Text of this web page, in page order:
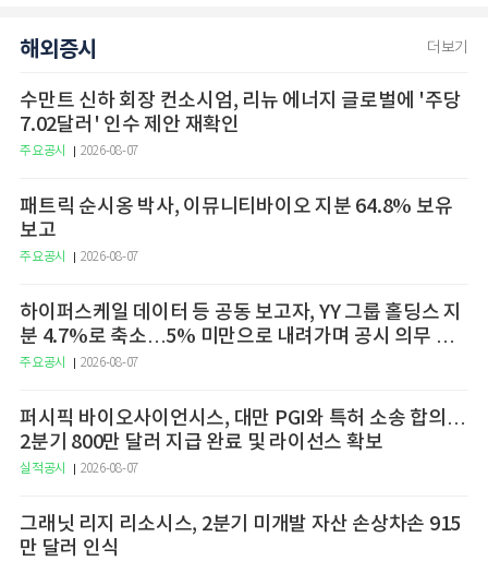
해외증시 더보기
수만트 신하 회장 컨소시엄, 리뉴 에너지 글로벌에 '주당
7.02달러' 인수 제안 재확인
주요공시 2026-08-07
패트릭 순시옹 박사, 이뮤니티바이오 지분 64.8% 보유
보고
주요공시 2026-08-07
하이퍼스케일 데이터 등 공동 보고자, YY 그룹 홀딩스 지
분 4.7%로 축소…5% 미만으로 내려가며 공시 의무 종
료
주요공시 2026-08-07
퍼시픽 바이오사이언시스, 대만 PGI와 특허 소송 합의…
2분기 800만 달러 지급 완료 및 라이선스 확보
실적공시 2026-08-07
그래닛 리지 리소시스, 2분기 미개발 자산 손상차손 915
만 달러 인식